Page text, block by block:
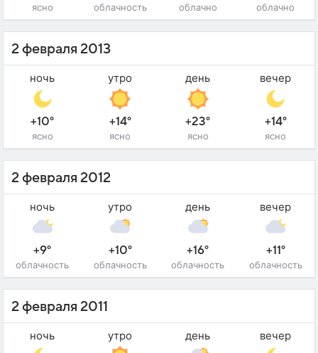
ясно облачность облачно облачно
2 февраля 2013
ночь
+10°
ясно
утро
+14°
ясно
день
+23°
ясно
вечер
+14°
ясно
2 февраля 2012
ночь
+9°
облачность
утро
+10°
облачность
день
+16°
облачность
вечер
+11°
облачность
2 февраля 2011
ночь утро день вечер